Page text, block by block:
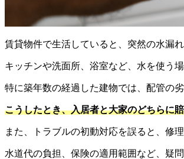
賃貸物件で生活していると、突然の水漏
キッチンや洗面所、浴室など、水を使う
特に築年数の経過した建物では、配管の
こうしたとき、入居者と大家のどちらに
また、トラブルの初動対応を誤ると、修
水道代の負担、保険の適用範囲など、疑